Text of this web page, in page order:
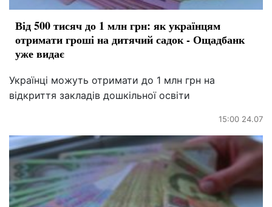
Від 500 тисяч до 1 млн грн: як українцям
отримати гроші на дитячий садок - Ощадбанк
уже видає
Українці можуть отримати до 1 млн грн на
відкриття закладів дошкільної освіти
15:00 24.07